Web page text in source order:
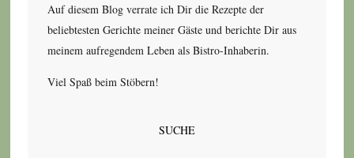
Auf diesem Blog verrate ich Dir die Rezepte der
beliebtesten Gerichte meiner Gäste und berichte Dir aus
meinem aufregendem Leben als Bistro-Inhaberin.
Viel Spaß beim Stöbern!
SUCHE